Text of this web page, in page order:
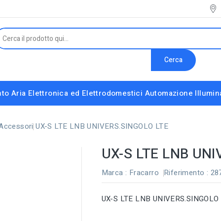
Cerca
Aria Elettronica ed Elettrodomestici Automazione
UX-S LTE LNB UNIVERS.SINGOLO LTE
UX-S LTE LNB
Marca : Fracarro Riferimento :
UX-S LTE LNB UNIVERS.SINGOLO